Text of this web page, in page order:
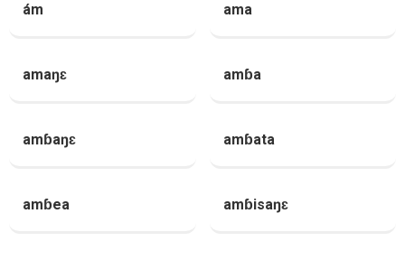
ám ama
amaŋɛ amɓa
amɓaŋɛ amɓata
amɓea amɓisaŋɛ